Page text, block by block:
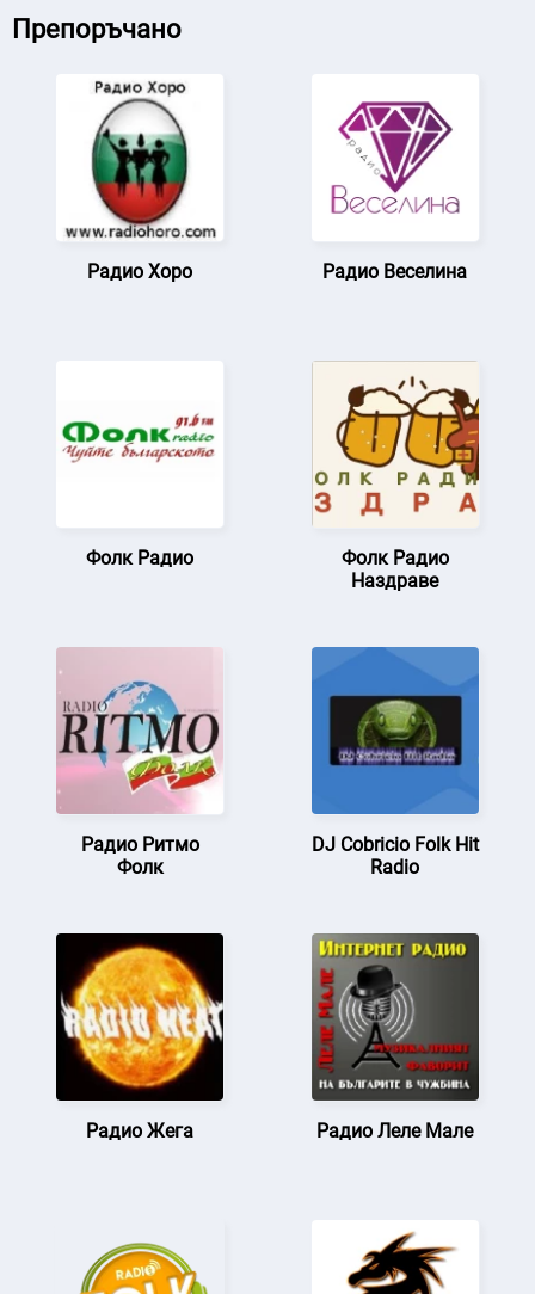
Препоръчано
Радио Хоро Радио Веселина
Фолк Радио
Фолк Радио
Наздраве
Радио Ритмо
Фолк
DJ Cobricio Folk Hit
Radio
Радио Жега Радио Леле Мале